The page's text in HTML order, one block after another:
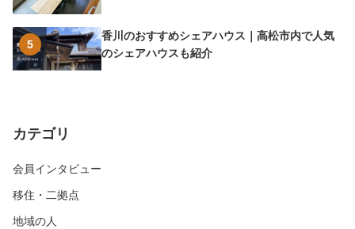
5
香川のおすすめシェアハウス｜高松市内で人気
のシェアハウスも紹介
カテゴリ
会員インタビュー
移住・二拠点
地域の人